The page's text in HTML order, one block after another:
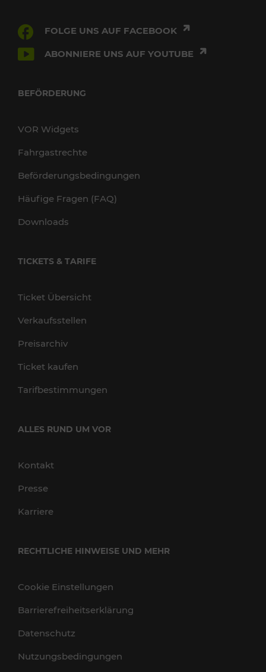
FOLGE UNS AUF FACEBOOK
ABONNIERE UNS AUF YOUTUBE
BEFÖRDERUNG
VOR Widgets
Fahrgastrechte
Beförderungsbedingungen
Häufige Fragen (FAQ)
Downloads
TICKETS & TARIFE
Ticket Übersicht
Verkaufsstellen
Preisarchiv
Ticket kaufen
Tarifbestimmungen
ALLES RUND UM VOR
Kontakt
Presse
Karriere
RECHTLICHE HINWEISE UND MEHR
Cookie Einstellungen
Barrierefreiheitserklärung
Datenschutz
Nutzungsbedingungen